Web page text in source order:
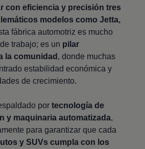
con eficiencia y precisión tres
modelos como Jetta,
fábrica automotriz es mucho
trabajo; es un pilar
la comunidad , donde muchas
estabilidad económica y
de crecimiento.
portecnología de
y maquinaria automatizada,
para garantizar que cada
y SUVs cumpla con los